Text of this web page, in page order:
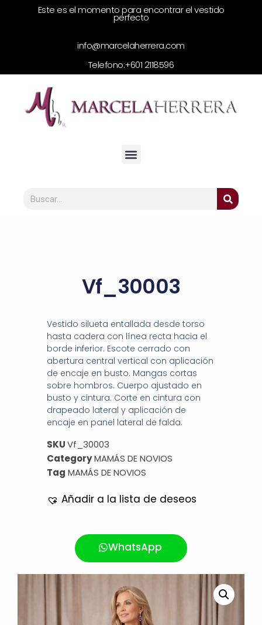
Este es el momento para encontrar el vestido
perfecto
info@marcelaherrera.com
Telefono:+601 2118596
Vf_30003
Vestido silueta entallada desde torso
hasta cadera con línea recta hacia el
borde inferior. Escote cerrado con
abertura central vertical con aplicación
de encaje en busto. Mangas cortas
sobre hombros. Cuerpo ajustado en
busto y cintura. Corte en cintura con
drapeado lateral y aplicación de
encaje en panel lateral de falda.
SKUVf_30003
CategoryMAMÁS DE NOVIOS
Tag MAMÁS DE NOVIOS
Añadir a la lista de deseos
WhatsApp